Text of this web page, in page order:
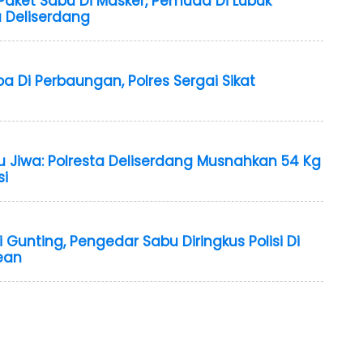
Deliserdang
Di Perbaungan, Polres Sergai Sikat
Jiwa: Polresta Deliserdang Musnahkan 54 Kg
Pengedar Sabu Diringkus Polisi Di